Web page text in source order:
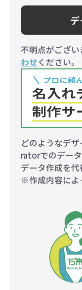
デ
不明点がござ
わせください。
どのようなデ
ratorでのデー
データ作成を代
※作成内容によ